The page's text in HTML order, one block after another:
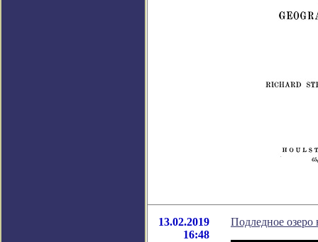
13.02.2019
16:48
Подледное озеро